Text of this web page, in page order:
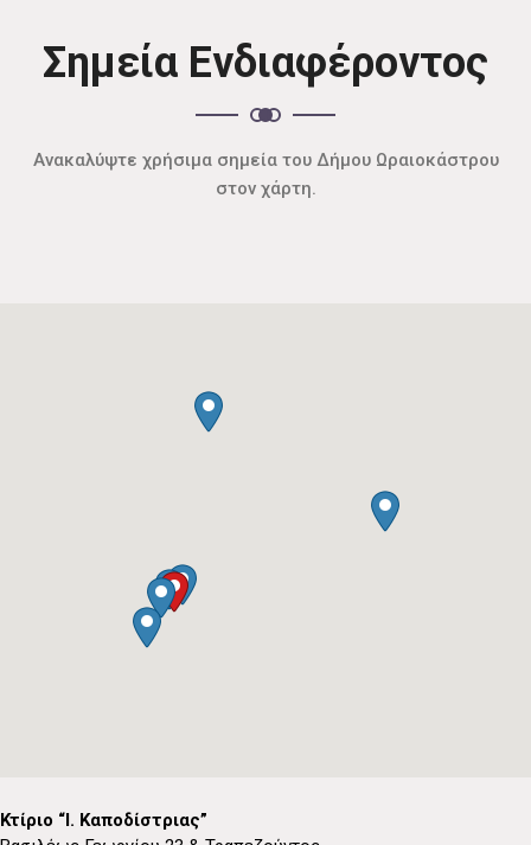
Σημεία Ενδιαφέροντος
Ανακαλύψτε χρήσιμα σημεία του Δήμου Ωραιοκάστρου
στον χάρτη.
Κτίριο “Ι. Καποδίστριας”